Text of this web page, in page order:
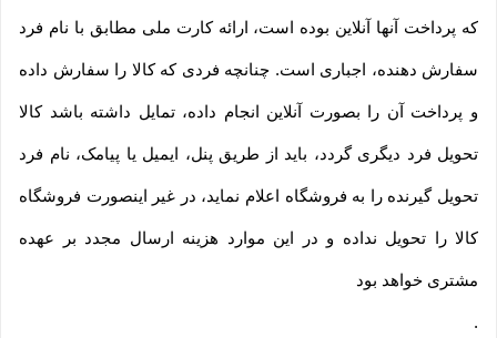
که پرداخت آنها آنلاین بوده است، ارائه کارت ملی مطابق با نام فرد
سفارش دهنده، اجباری است. چنانچه فردی که کالا را سفارش داده
و پرداخت آن را بصورت آنلاین انجام داده، تمایل داشته باشد کالا
تحویل فرد دیگری گردد، باید از طریق پنل، ایمیل یا پیامک، نام فرد
تحویل گیرنده را به فروشگاه اعلام نماید، در غیر اینصورت فروشگاه
کالا را تحویل نداده و در این موارد هزینه ارسال مجدد بر عهده
مشتری خواهد بود
.